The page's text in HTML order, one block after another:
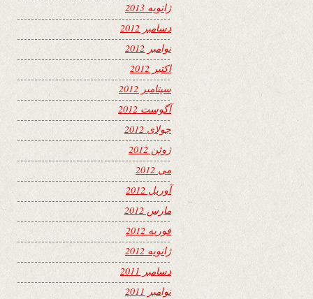
ژانویه 2013
دسامبر 2012
نوامبر 2012
اکتبر 2012
سپتامبر 2012
آگوست 2012
جولای 2012
ژوئن 2012
می 2012
آوریل 2012
مارس 2012
فوریه 2012
ژانویه 2012
دسامبر 2011
نوامبر 2011